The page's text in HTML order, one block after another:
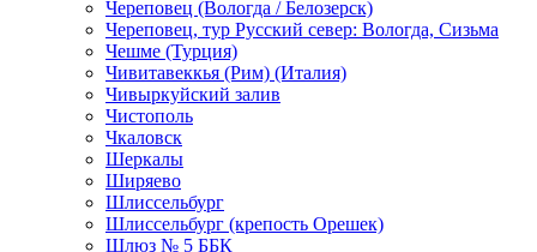
Череповец (Вологда / Белозерск)
Череповец, тур Русский север: Вологда, Сизьма
Чешме (Турция)
Чивитавеккья (Рим) (Италия)
Чивыркуйский залив
Чистополь
Чкаловск
Шеркалы
Ширяево
Шлиссельбург
Шлиссельбург (крепость Орешек)
Шлюз № 5 ББК